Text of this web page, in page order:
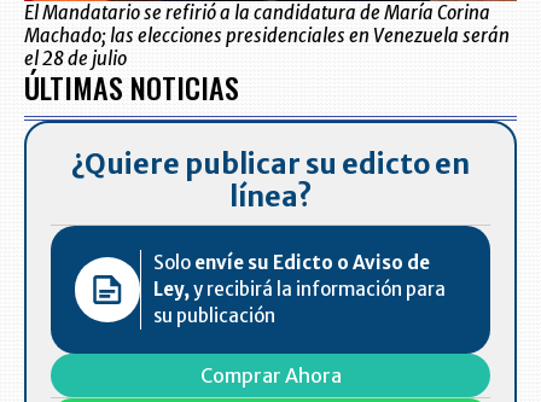
El Mandatario se refirió a la candidatura de María Corina
Machado; las elecciones presidenciales en Venezuela serán
el 28 de julio
ÚLTIMAS NOTICIAS
¿Quiere publicar su edicto en
línea?
Solo envíe su Edicto o Aviso de
Ley,y recibirá la información para
su publicación
Comprar Ahora